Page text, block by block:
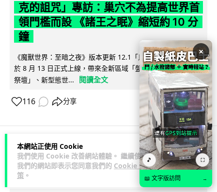
本網站正使用 Cookie
我們使用 Cookie 改善網站體驗。 繼續使用
我們的網站即表示您同意我們的 Cookie 政
策 。
克的詛咒」專訪：巢穴不為提高世界首
領門檻而設 《諸王之眠》縮短約 10 分
鐘
《魔獸世界：至暗之夜》版本更新 12.1「烏拉特克的詛咒」將
於 8 月 13 日正式上線，帶來全新區域「盤蛇島」、地城「毒牙
祭壇」、新型態世...
閱讀全文
116 分享
科技娛樂 遊戲情報
Lawton
×
🎵 ⛶
📖 文字版訪問 →